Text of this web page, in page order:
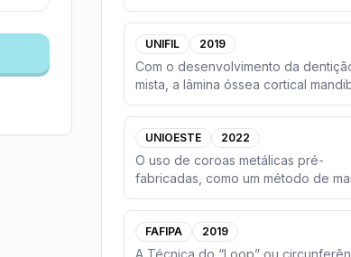
restaurações adesivas. Se o ácido f
UNIFIL 2019
Com o desenvolvimento da
mista, a lâmina óssea cortical
torna-se mais espessa, d...
UNIOESTE 2022
O uso de coroas metálicas pré-
fabricadas, como um método de
da cárie dentária em Odontopediat
FAFIPA 2019
A Técnica do “Loop” ou